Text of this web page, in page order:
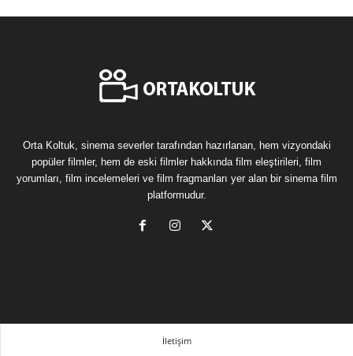
Orta Koltuk, sinema severler tarafından hazırlanan, hem vizyondaki
popüler filmler, hem de eski filmler hakkında film eleştirileri, film
yorumları, film incelemeleri ve film fragmanları yer alan bir sinema film
platformudur.
İletişim